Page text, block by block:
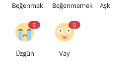
Beğenmek Beğenmemek Aşk
0
Üzgün
0
Vay